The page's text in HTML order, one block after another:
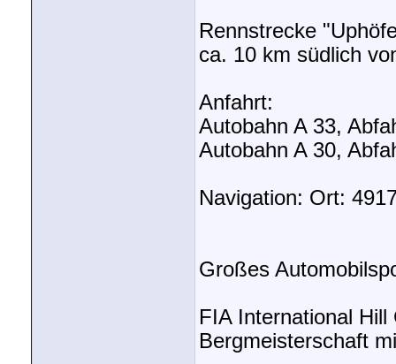
Rennstrecke
ca. 10 km südlich
Anfahrt:
Autobahn A 33,
Autobahn A 30,
Navigation: Ort:
Großes
FIA International
Bergmeisterschaft